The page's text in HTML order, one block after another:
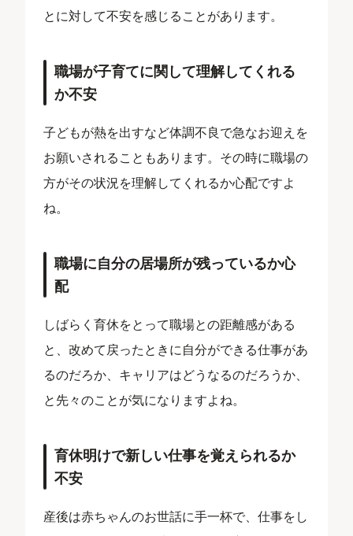
とに対して不安を感じることがあります。
職場が子育てに関して理解してくれる
か不安
子どもが熱を出すなど体調不良で急なお迎えを
お願いされることもあります。その時に職場の
方がその状況を理解してくれるか心配ですよ
ね。
職場に自分の居場所が残っているか心
配
しばらく育休をとって職場との距離感がある
と、改めて戻ったときに自分ができる仕事があ
るのだろか、キャリアはどうなるのだろうか、
と先々のことが気になりますよね。
育休明けで新しい仕事を覚えられるか
不安
産後は赤ちゃんのお世話に手一杯で、仕事をし